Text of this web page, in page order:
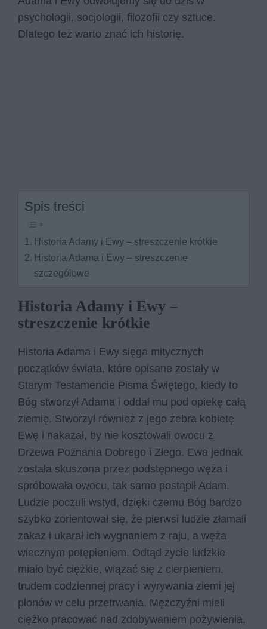
psychologii, socjologii, filozofii czy sztuce.
Dlatego też warto znać ich historię.
Spis treści
Historia Adamy i Ewy – streszczenie krótkie
Historia Adama i Ewy – streszczenie
szczegółowe
Historia Adamy i Ewy –
streszczenie krótkie
Historia Adama i Ewy sięga mitycznych
początków świata, które opisane zostały w
Starym Testamencie Pisma Świętego, kiedy to
Bóg stworzył Adama i oddał mu pod opiekę całą
ziemię. Stworzył również z jego żebra kobietę
Ewę i nakazał, by nie kosztowali owocu z
Drzewa Poznania Dobrego i Złego. Ewa jednak
została skuszona przez podstępnego węża i
spróbowała owocu, tak samo postąpił Adam.
Ludzie poczuli wstyd, dzięki czemu Bóg bardzo
szybko zorientował się, że pierwsi ludzie złamali
zakaz i ukarał ich wygnaniem z raju, a węża
wiecznym potępieniem. Odtąd życie ludzkie
miało być ciężkie, wiązać się z cierpieniem,
trudem codziennej pracy i wyrywania ziemi jej
plonów w celu przetrwania. Mężczyźni mieli
ciężko pracować nad zdobywaniem pożywienia,